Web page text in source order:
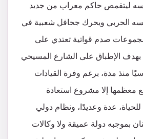
ليتقمص حاكم معراب من جديد
الحربي ويحرك جحافل شعبية في
صدم قواتية تعتدي على
بهدف الإطباق على الشارع المسيحي
منذ مدة، برغم وفرة القيادات
معظمها إلا مشروع استعادة
للحياة، عدة وعديدًا، ونظام دولي
بموجبه دولة عميقة ولا وكالات